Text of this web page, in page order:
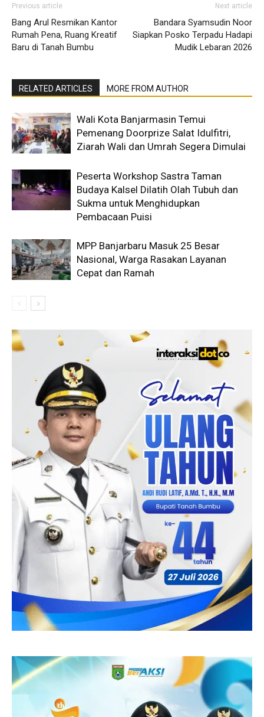
Previous article
Bang Arul Resmikan Kantor
Rumah Pena, Ruang Kreatif
Baru di Tanah Bumbu
Next article
Bandara Syamsudin Noor
Siapkan Posko Terpadu Hadapi
Mudik Lebaran 2026
RELATED ARTICLES MORE FROM AUTHOR
Wali Kota Banjarmasin Temui
Pemenang Doorprize Salat Idulfitri,
Ziarah Wali dan Umrah Segera Dimulai
Peserta Workshop Sastra Taman
Budaya Kalsel Dilatih Olah Tubuh dan
Sukma untuk Menghidupkan
Pembacaan Puisi
MPP Banjarbaru Masuk 25 Besar
Nasional, Warga Rasakan Layanan
Cepat dan Ramah